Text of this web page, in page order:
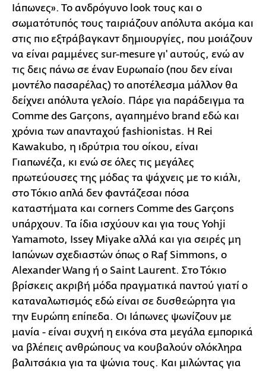
Ιάπωνες». Το ανδρόγυνο look τους και ο
σωματότυπός τους ταιριάζουν απόλυτα ακόμα και
στις πιο εξτράβαγκαντ δημιουργίες, που μοιάζουν
να είναι ραμμένες sur-mesure γι' αυτούς, ενώ αν
τις δεις πάνω σε έναν Ευρωπαίο (που δεν είναι
μοντέλο πασαρέλας) το αποτέλεσμα μάλλον θα
δείχνει απόλυτα γελοίο. Πάρε για παράδειγμα τα
Comme des Garçons, αγαπημένο brand εδώ και
χρόνια των απανταχού fashionistas. Η Rei
Kawakubo, η ιδρύτρια του οίκου, είναι
Γιαπωνέζα, κι ενώ σε όλες τις μεγάλες
πρωτεύουσες της μόδας τα ψάχνεις με το κιάλι,
στο Τόκιο απλά δεν φαντάζεσαι πόσα
καταστήματα και corners Comme des Garçons
υπάρχουν. Τα ίδια ισχύουν και για τους Yohji
Yamamoto, Issey Miyake αλλά και για σειρές μη
Ιαπώνων σχεδιαστών όπως ο Raf Simmons, ο
Alexander Wang ή ο Saint Laurent. Στο Τόκιο
βρίσκεις ακριβή μόδα πραγματικά παντού γιατί ο
καταναλωτισμός εδώ είναι σε δυσθεώρητα για
την Ευρώπη επίπεδα. Οι Ιάπωνες ψωνίζουν με
μανία - είναι συχνή η εικόνα στα μεγάλα εμπορικά
να βλέπεις ανθρώπους να κουβαλούν ολόκληρα
βαλιτσάκια για τα ψώνια τους. Και μιλώντας για